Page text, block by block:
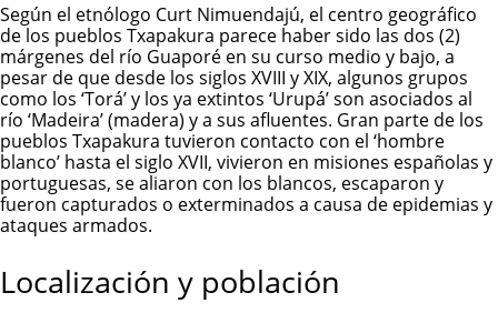
Según el etnólogo Curt Nimuendajú, el centro geográfico
de los pueblos Txapakura parece haber sido las dos (2)
márgenes del río Guaporé en su curso medio y bajo, a
pesar de que desde los siglos XVIII y XIX, algunos grupos
como los ‘Torá’ y los ya extintos ‘Urupá’ son asociados al
río ‘Madeira’ (madera) y a sus afluentes. Gran parte de los
pueblos Txapakura tuvieron contacto con el ‘hombre
blanco’ hasta el siglo XVII, vivieron en misiones españolas y
portuguesas, se aliaron con los blancos, escaparon y
fueron capturados o exterminados a causa de epidemias y
ataques armados.
Localización y población